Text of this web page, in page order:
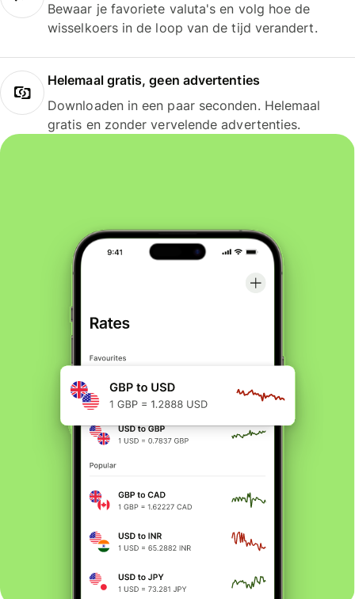
Bewaar je favoriete valuta's en volg hoe de
wisselkoers in de loop van de tijd verandert.
Helemaal gratis, geen advertenties
Downloaden in een paar seconden. Helemaal
gratis en zonder vervelende advertenties.